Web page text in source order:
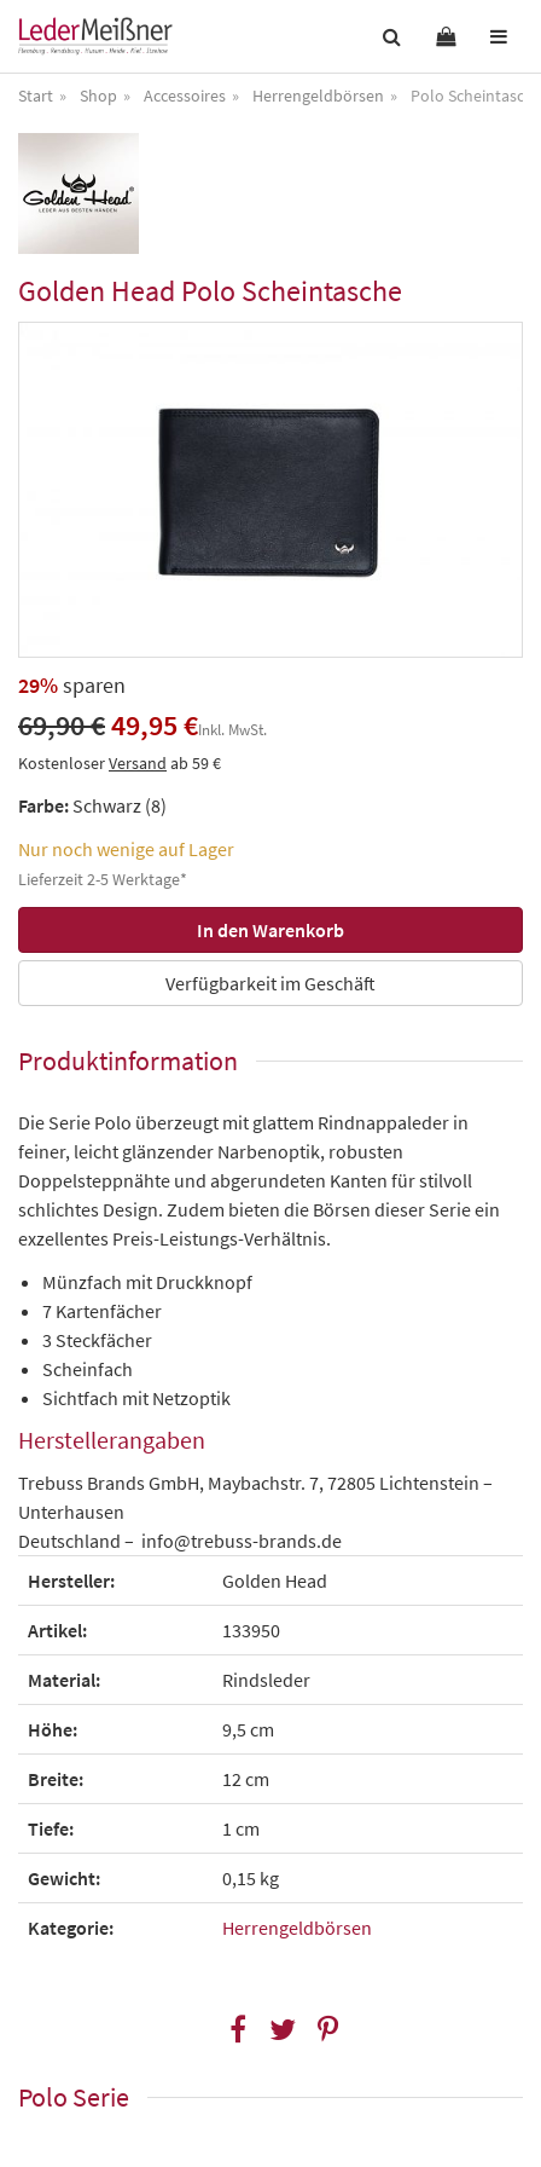
Start Shop Accessoires Herrengeldbörsen Polo Scheintasche
Golden Head Polo Scheintasche
29%sparen
69,90 €49,95 €Inkl. MwSt.
KostenloserVersand ab 59 €
Farbe: Schwarz (8)
Nur noch wenige auf Lager
Lieferzeit 2-5 Werktage*
Verfügbarkeit im Geschäft
Produktinformation
Die Serie Polo überzeugt mit glattem Rindnappaleder in
feiner, leicht glänzender Narbenoptik, robusten
Doppelsteppnähte und abgerundeten Kanten für stilvoll
schlichtes Design. Zudem bieten die Börsen dieser Serie ein
exzellentes Preis-Leistungs-Verhältnis.
Münzfach mit Druckknopf
7 Kartenfächer
3 Steckfächer
Scheinfach
Sichtfach mit Netzoptik
Herstellerangaben
Trebuss Brands GmbH, Maybachstr. 7, 72805 Lichtenstein –
Unterhausen
Deutschland – info@trebuss-brands.de
Hersteller:
Golden Head
Artikel: 133950
Material: Rindsleder
Höhe: 9,5 cm
Breite: 12 cm
Tiefe: 1 cm
Gewicht: 0,15 kg
Kategorie: Herrengeldbörsen
Polo Serie